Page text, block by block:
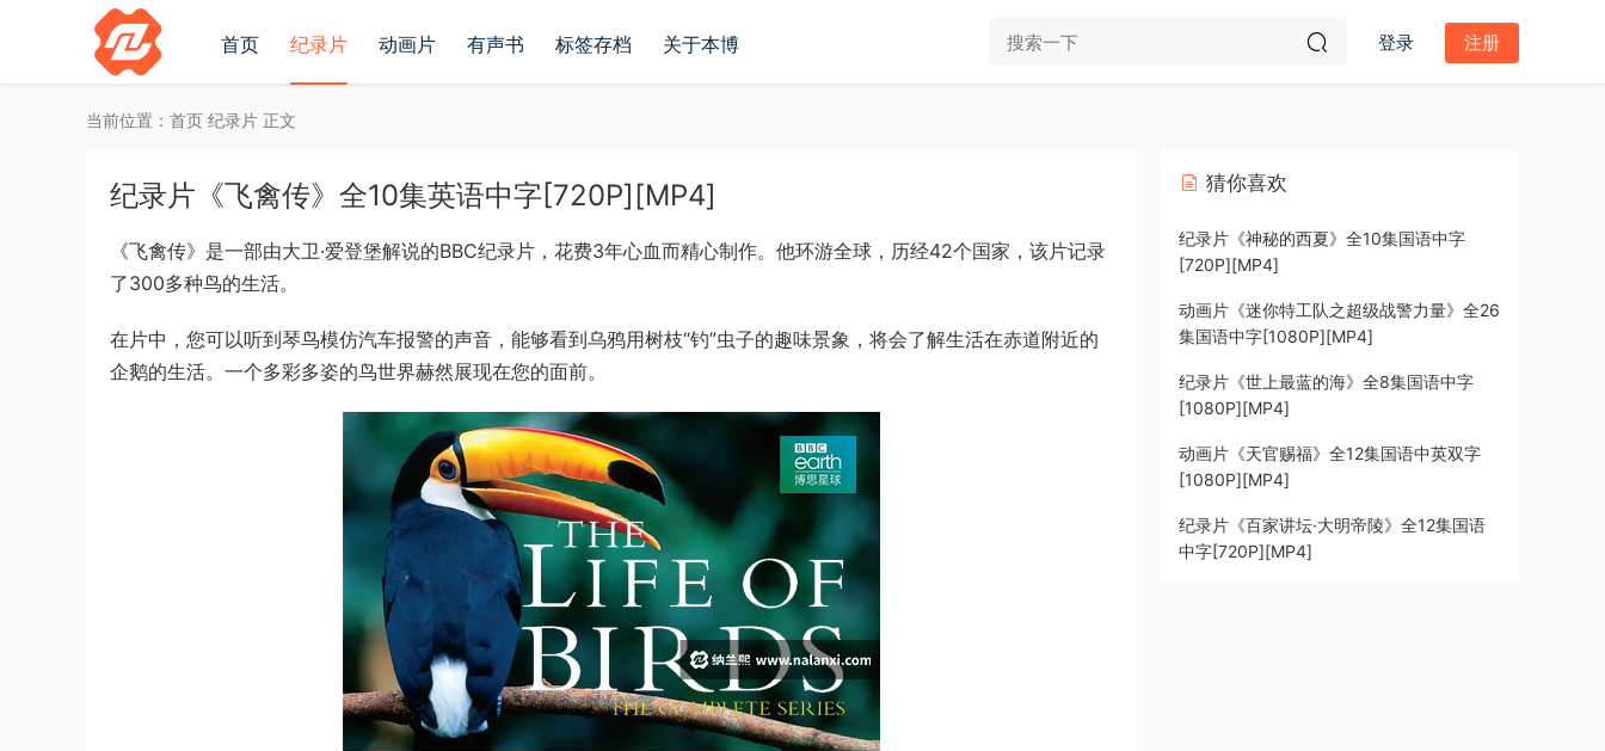
首页 纪录片 动画片 有声书 标签存档 关于本博 登录 注册
当前位置： 首页 纪录片 正文
纪录片《飞禽传》全10集英语中字[720P][MP4]
《飞禽传》是一部由大卫·爱登堡解说的BBC纪录片，花费3年心血而精心制作。他环游全球，历经42个国家，该片记录
了300多种鸟的生活。
在片中，您可以听到琴鸟模仿汽车报警的声音，能够看到乌鸦用树枝“钓”虫子的趣味景象，将会了解生活在赤道附近的
企鹅的生活。一个多彩多姿的鸟世界赫然展现在您的面前。
猜你喜欢
纪录片《神秘的西夏》全10集国语中字
[720P][MP4]
动画片《迷你特工队之超级战警力量》全26
集国语中字[1080P][MP4]
纪录片《世上最蓝的海》全8集国语中字
[1080P][MP4]
动画片《天官赐福》全12集国语中英双字
[1080P][MP4]
纪录片《百家讲坛·大明帝陵》全12集国语
中字[720P][MP4]